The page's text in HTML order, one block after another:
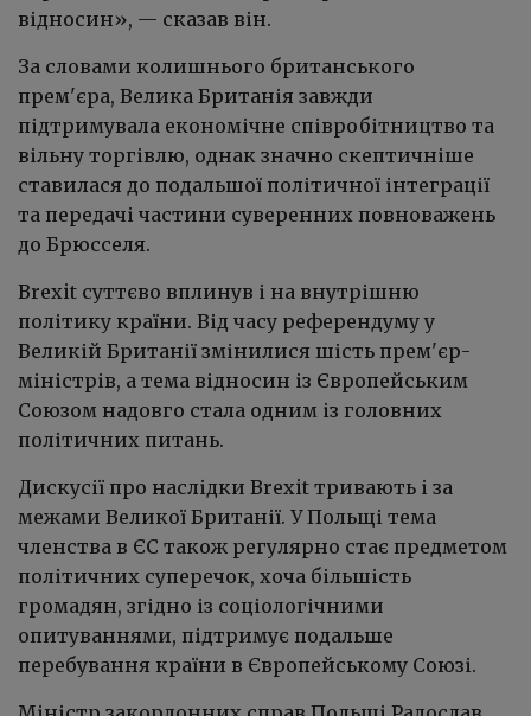
відносин», — сказав він.
За словами колишнього британського
прем'єра, Велика Британія завжди
підтримувала економічне співробітництво та
вільну торгівлю, однак значно скептичніше
ставилася до подальшої політичної інтеграції
та передачі частини суверенних повноважень
до Брюсселя.
Brexit суттєво вплинув і на внутрішню
політику країни. Від часу референдуму у
Великій Британії змінилися шість прем'єр-
міністрів, а тема відносин із Європейським
Союзом надовго стала одним із головних
політичних питань.
Дискусії про наслідки Brexit тривають і за
межами Великої Британії. У Польщі тема
членства в ЄС також регулярно стає предметом
політичних суперечок, хоча більшість
громадян, згідно із соціологічними
опитуваннями, підтримує подальше
перебування країни в Європейському Союзі.